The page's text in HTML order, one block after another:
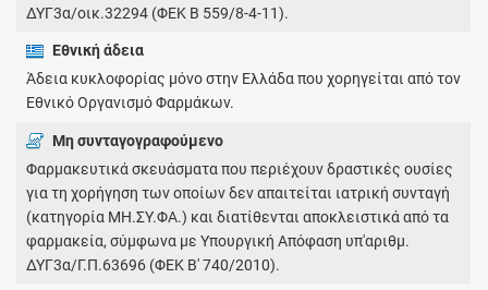
ΔΥΓ3α/οικ.32294 (ΦΕΚ Β 559/8-4-11).
Εθνική άδεια
Άδεια κυκλοφορίας μόνο στην Ελλάδα που χορηγείται από τον
Εθνικό Οργανισμό Φαρμάκων.
Μη συνταγογραφούμενο
Φαρμακευτικά σκευάσματα που περιέχουν δραστικές ουσίες
για τη χορήγηση των οποίων δεν απαιτείται ιατρική συνταγή
(κατηγορία ΜΗ.ΣΥ.ΦΑ.) και διατίθενται αποκλειστικά από τα
φαρμακεία, σύμφωνα με Υπουργική Απόφαση υπ'αριθμ.
ΔΥΓ3α/Γ.Π.63696 (ΦΕΚ Β' 740/2010).